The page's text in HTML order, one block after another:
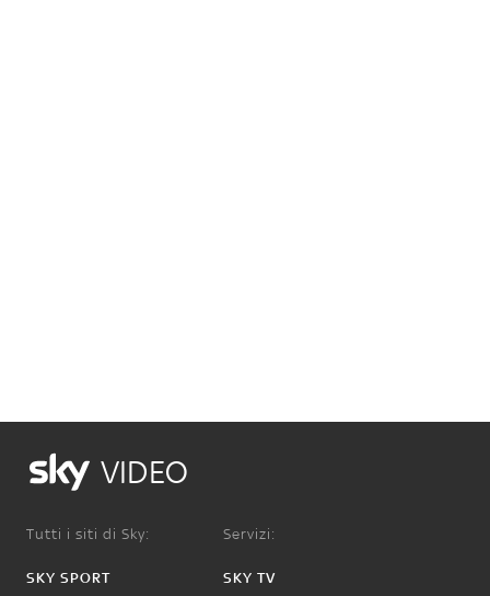
VIDEO
Tutti i siti di Sky:
SKY SPORT
Servizi:
SKY TV